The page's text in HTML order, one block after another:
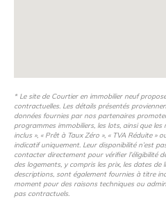
* Le site de Courtier en immobilier neuf
contractuelles. Les détails présentés
données fournies par nos partenaires
programmes immobiliers, les lots, ainsi que
inclus », « Prêt à Taux Zéro », « TVA Réduite »
indicatif uniquement. Leur disponibilité n’est
contacter directement pour vérifier l’éligibilité
des logements, y compris les prix, les dates de
descriptions, sont également fournies à titre
moment pour des raisons techniques ou
pas contractuels.